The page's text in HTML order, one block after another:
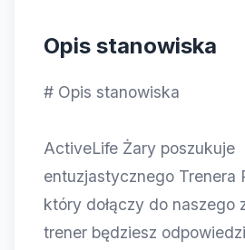
Opis stanowiska
# Opis stanowiska
ActiveLife Żary poszukuje
entuzjastycznego Trenera
który dołączy do naszego
trener będziesz